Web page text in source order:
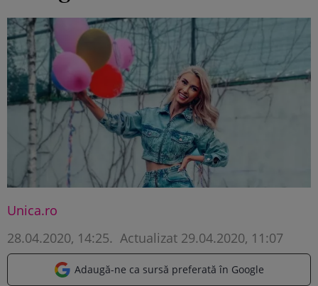
Unica.ro
28.04.2020, 14:25. Actualizat 29.04.2020, 11:07
Adaugă-ne ca sursă preferată în Google